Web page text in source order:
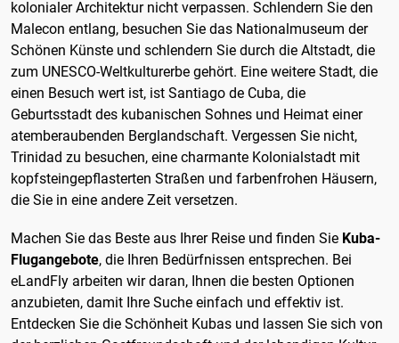
kolonialer Architektur nicht verpassen. Schlendern Sie den
Malecon entlang, besuchen Sie das Nationalmuseum der
Schönen Künste und schlendern Sie durch die Altstadt, die
zum UNESCO-Weltkulturerbe gehört. Eine weitere Stadt, die
einen Besuch wert ist, ist Santiago de Cuba, die
Geburtsstadt des kubanischen Sohnes und Heimat einer
atemberaubenden Berglandschaft. Vergessen Sie nicht,
Trinidad zu besuchen, eine charmante Kolonialstadt mit
kopfsteingepflasterten Straßen und farbenfrohen Häusern,
die Sie in eine andere Zeit versetzen.
Machen Sie das Beste aus Ihrer Reise und finden Sie Kuba-
Flugangebote, die Ihren Bedürfnissen entsprechen. Bei
eLandFly arbeiten wir daran, Ihnen die besten Optionen
anzubieten, damit Ihre Suche einfach und effektiv ist.
Entdecken Sie die Schönheit Kubas und lassen Sie sich von